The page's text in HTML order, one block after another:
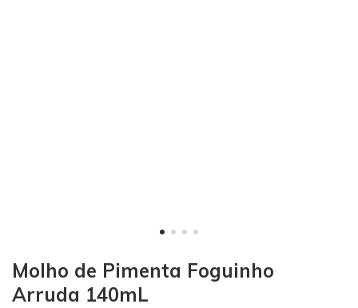
Molho de Pimenta Foguinho
Arruda 140mL